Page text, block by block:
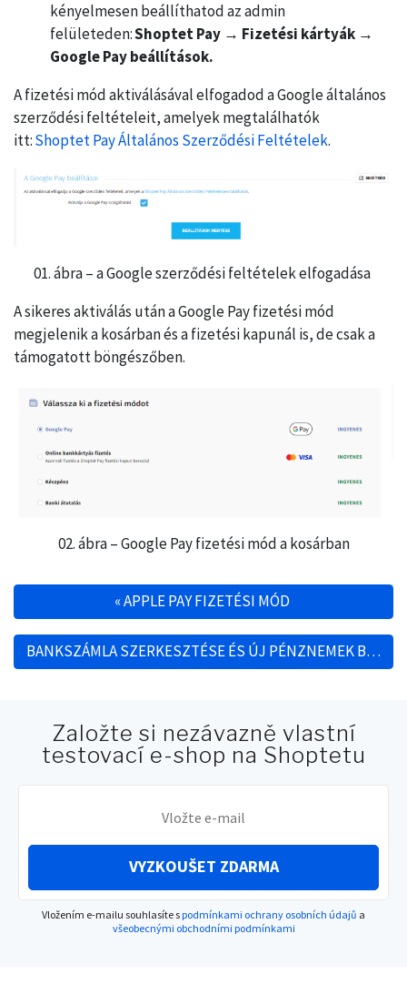
kényelmesen beállíthatod az admin
felületeden:Shoptet Pay → Fizetési kártyák →
Google Pay beállítások.
A fizetési mód aktiválásával elfogadod a Google általános
szerződési feltételeit, amelyek megtalálhatók
itt:Shoptet Pay Általános Szerződési Feltételek.
01. ábra – a Google szerződési feltételek elfogadása
A sikeres aktiválás után a Google Pay fizetési mód
megjelenik a kosárban és a fizetési kapunál is, de csak a
támogatott böngészőben.
02. ábra – Google Pay fizetési mód a kosárban
Post navigation
«APPLE PAY FIZETÉSI MÓD
BANKSZÁMLA SZERKESZTÉSE ÉS ÚJ PÉNZNEMEK BEÁLLÍTÁSA
Založte si nezávazně vlastní
testovací e-shop na Shoptetu
VYZKOUŠET ZDARMA
Vložením e-mailu souhlasíte spodmínkami ochrany osobních údajů a
všeobecnými obchodními podmínkami